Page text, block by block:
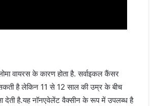
वायरस के कारण होता है. सर्वाइकल कैंसर
है लेकिन 11 से 12 साल की उम्र के बीच
देती है.यह नॉनएवेलेंट वैक्सीन के रूप में उपलब्ध है